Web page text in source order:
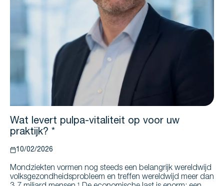
Wat levert pulpa-vitaliteit op voor uw
praktijk? *
10/02/2026
Mondziekten vormen nog steeds een belangrijk wereldwijd
volksgezondheidsprobleem en treffen wereldwijd meer dan